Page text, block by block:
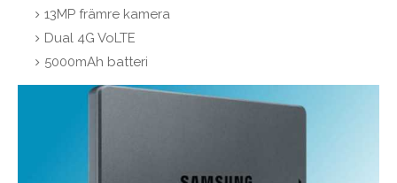
13MP främre kamera
Dual 4G VoLTE
5000mAh batteri